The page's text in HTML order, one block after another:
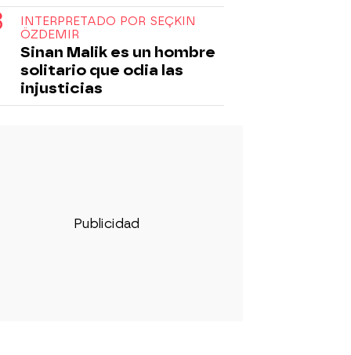
INTERPRETADO POR SEÇKIN
ÖZDEMIR
Sinan Malik es un hombre
solitario que odia las
injusticias